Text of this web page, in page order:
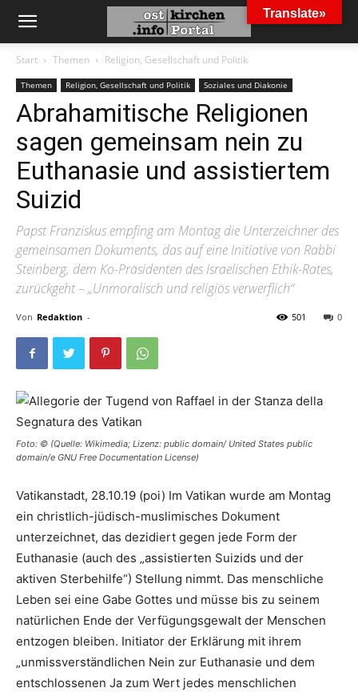
Start Themen Religion, Gesellschaft und Politik
Themen Religion, Gesellschaft und Politik Soziales und Diakonie
Abrahamitische Religionen
sagen gemeinsam nein zu
Euthanasie und assistiertem
Suizid
Papst Franziskus empfing am Montag die Unterzeichner des
gemeinsamen Dokuments, das auf eine Initiative von Rabbi
Steinberg, dem Ko-Präsidenten des Israelischen Ethik-Rates,
zurückgeht – „Unmoralisch und religiös verwerflich“
Von Redaktion - 0
501
Foto: © (Quelle: Wikimedia; Lizenz: public domain/ United States public
domain/e GNU Free Documentation License)
Vatikanstadt, 28.10.19 (poi) Im Vatikan wurde am Montag
ein christlich-jüdisch-muslimisches Dokument
unterzeichnet, das dezidiert gegen jede Form der
Euthanasie (auch des „assistierten Suizids und der
aktiven Sterbehilfe“) Stellung nimmt. Das menschliche
Leben sei eine Gabe Gottes und müsse bis zu seinem
natürlichen Ende der Verfügungsgewalt der Menschen
entzogen bleiben. Initiator der Erklärung mit ihrem
„unmissverständlichen Nein zur Euthanasie und dem
entschlossenen Ja zum Wert jedes menschlichen
Translate»